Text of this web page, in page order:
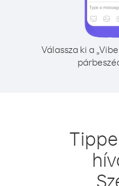
Válassza ki a